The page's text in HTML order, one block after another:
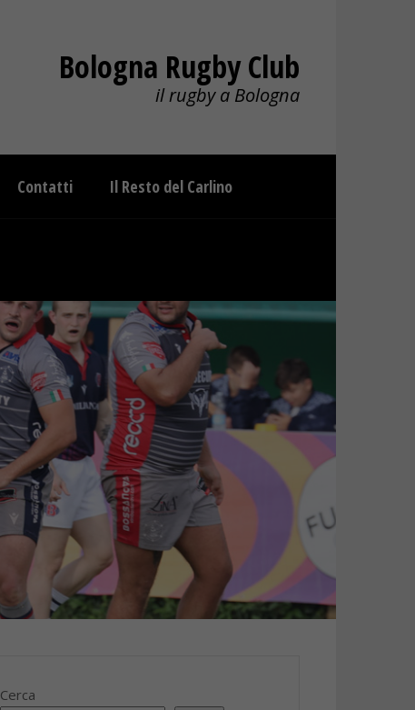
Bologna Rugby Club
il rugby a Bologna
Contatti Il Resto del Carlino
Cerca